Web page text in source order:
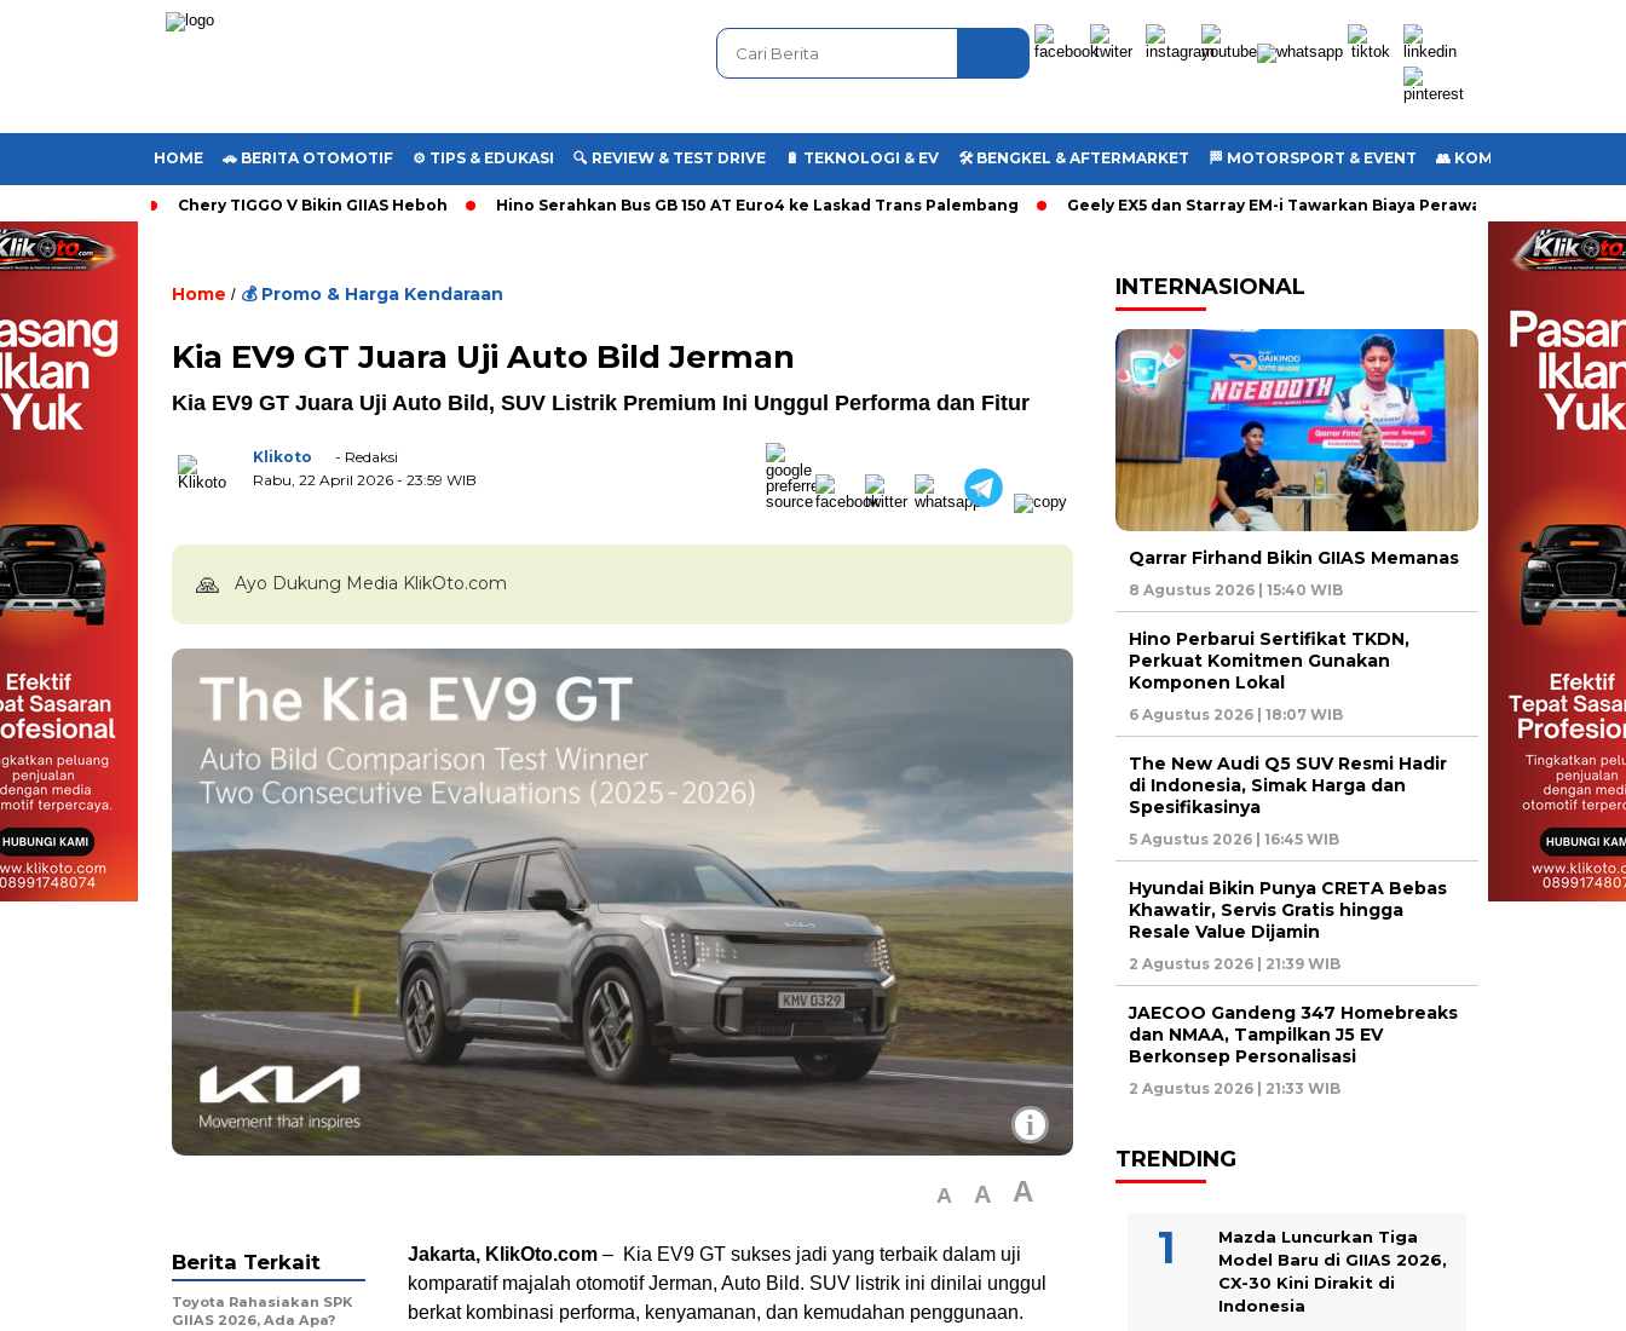
HOME 🚗 BERITA OTOMOTIF ⚙️ TIPS & EDUKASI 🔍 REVIEW & TEST DRIVE 🔋 TEKNOLOGI & EV 🛠️ BENGKEL & AFTERMARKET 🏁 MOTORSPORT & EVENT 👥 KOMUNITAS
Chery TIGGO V Bikin GIIAS Heboh Hino Serahkan Bus GB 150 AT Euro4 ke Laskad Trans Palembang Geely EX5 dan Starray EM-i Tawarkan Biaya Perawatan Murah,
Home / 💰 Promo & Harga Kendaraan
Kia EV9 GT Juara Uji Auto Bild Jerman
Kia EV9 GT Juara Uji Auto Bild, SUV Listrik Premium Ini Unggul Performa dan Fitur
Klikoto
- Redaksi
Rabu, 22 April 2026 - 23:59 WIB
🙏 Ayo Dukung Media KlikOto.com
i
A A A
Jakarta, KlikOto.com – Kia EV9 GT sukses jadi yang terbaik dalam uji
komparatif majalah otomotif Jerman, Auto Bild. SUV listrik ini dinilai unggul
berkat kombinasi performa, kenyamanan, dan kemudahan penggunaan.
Berita Terkait
Toyota Rahasiakan SPK
GIIAS 2026, Ada Apa?
INTERNASIONAL
Qarrar Firhand Bikin GIIAS Memanas
8 Agustus 2026 | 15:40 WIB
Hino Perbarui Sertifikat TKDN,
Perkuat Komitmen Gunakan
Komponen Lokal
6 Agustus 2026 | 18:07 WIB
The New Audi Q5 SUV Resmi Hadir
di Indonesia, Simak Harga dan
Spesifikasinya
5 Agustus 2026 | 16:45 WIB
Hyundai Bikin Punya CRETA Bebas
Khawatir, Servis Gratis hingga
Resale Value Dijamin
2 Agustus 2026 | 21:39 WIB
JAECOO Gandeng 347 Homebreaks
dan NMAA, Tampilkan J5 EV
Berkonsep Personalisasi
2 Agustus 2026 | 21:33 WIB
TRENDING
Mazda Luncurkan Tiga
Model Baru di GIIAS 2026,
CX-30 Kini Dirakit di
Indonesia